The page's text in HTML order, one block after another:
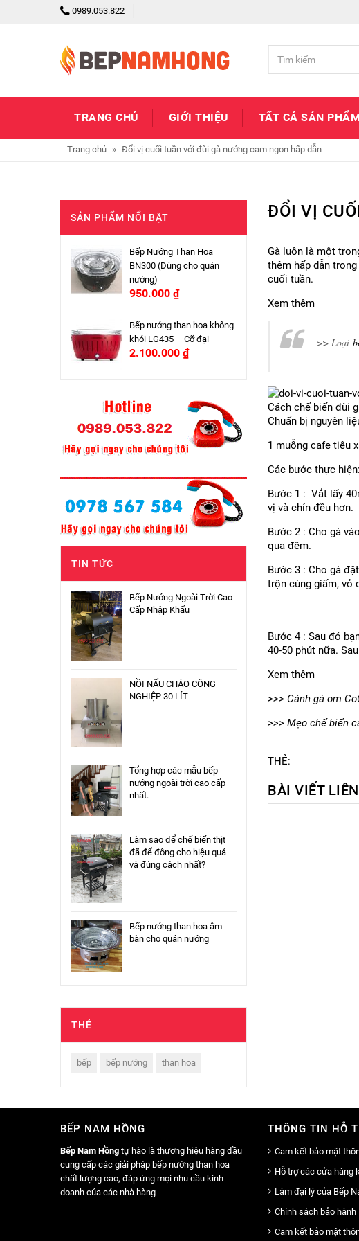
0989.053.822
TRANG CHỦ GIỚI THIỆU TẤT CẢ SẢN PHẨM
Trang chủ » Đổi vị cuối tuần với đùi gà nướng cam ngon hấp dẫn
ĐỔI VỊ
Gà luôn là một
thêm hấp dẫn
cuối tuần.
Xem thêm
>> Loại
Cách chế biến đùi
Chuẩn bị nguyên
1 muỗng cafe tiêu
Các bước thực hiện:
Bước 1 : Vắt lấy
vị và chín đều hơn.
Bước 2 : Cho gà
qua đêm.
Bước 3 : Cho gà
trộn cùng giấm, vỏ
Bước 4 : Sau đó
40-50 phút nữa.
Xem thêm
>>> Cánh gà om
>>> Mẹo chế biến
THẺ:
BÀI VIẾT
SẢN PHẨM NỔI BẬT
Bếp Nướng Than Hoa
BN300 (Dùng cho quán
nướng)
950.000 ₫
Bếp nướng than hoa không
khói LG435 – Cỡ đại
2.100.000 ₫
TIN TỨC
Bếp Nướng Ngoài Trời Cao
Cấp Nhập Khẩu
NỒI NẤU CHÁO CÔNG
NGHIỆP 30 LÍT
Tổng hợp các mẫu bếp
nướng ngoài trời cao cấp
nhất.
Làm sao để chế biến thịt
đã để đông cho hiệu quả
và đúng cách nhất?
Bếp nướng than hoa âm
bàn cho quán nướng
THẺ
bếp bếp nướng than hoa
BẾP NAM HỒNG
Bếp Nam Hồng tự hào là thương hiệu hàng đầu
cung cấp các giải pháp bếp nướng than hoa
chất lượng cao, đáp ứng mọi nhu cầu kinh
doanh của các nhà hàng
THÔNG TIN HỖ
Cam kết bảo mật
Hỗ trợ các cửa hàng
Làm đại lý của Bếp
Chính sách bảo hành
Cam kết bảo mật